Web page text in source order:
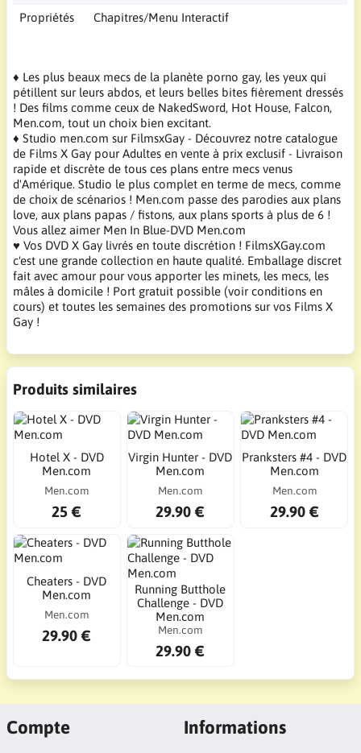
Propriétés
Chapitres/Menu Interactif
♦ Les plus beaux mecs de la planète porno gay, les yeux qui
pétillent sur leurs abdos, et leurs belles bites fièrement dressés
! Des films comme ceux de NakedSword, Hot House, Falcon,
Men.com, tout un choix bien excitant.
♦ Studio men.com sur FilmsxGay - Découvrez notre catalogue
de Films X Gay pour Adultes en vente à prix exclusif - Livraison
rapide et discrète de tous ces plans entre mecs venus
d'Amérique. Studio le plus complet en terme de mecs, comme
de choix de scénarios ! Men.com passe des parodies aux plans
love, aux plans papas / fistons, aux plans sports à plus de 6 !
Vous allez aimer Men In Blue-DVD Men.com
♥ Vos DVD X Gay livrés en toute discrétion ! FilmsXGay.com
c'est une grande collection en haute qualité. Emballage discret
fait avec amour pour vous apporter les minets, les mecs, les
mâles à domicile ! Port gratuit possible (voir conditions en
cours) et toutes les semaines des promotions sur vos Films X
Gay !
Produits similaires
Hotel X - DVD
Men.com
Men.com
25 €
Virgin Hunter - DVD
Men.com
Men.com
29.90 €
Pranksters #4 - DVD
Men.com
Men.com
29.90 €
Cheaters - DVD
Men.com
Men.com
29.90 €
Running Butthole
Challenge - DVD
Men.com
Men.com
29.90 €
Compte Informations